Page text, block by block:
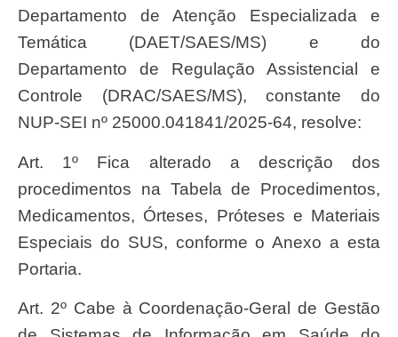
Departamento de Atenção Especializada e
Temática (DAET/SAES/MS) e do
Departamento de Regulação Assistencial e
Controle (DRAC/SAES/MS), constante do
NUP-SEI nº 25000.041841/2025-64, resolve:
Art. 1º Fica alterado a descrição dos
procedimentos na Tabela de Procedimentos,
Medicamentos, Órteses, Próteses e Materiais
Especiais do SUS, conforme o Anexo a esta
Portaria.
Art. 2º Cabe à Coordenação-Geral de Gestão